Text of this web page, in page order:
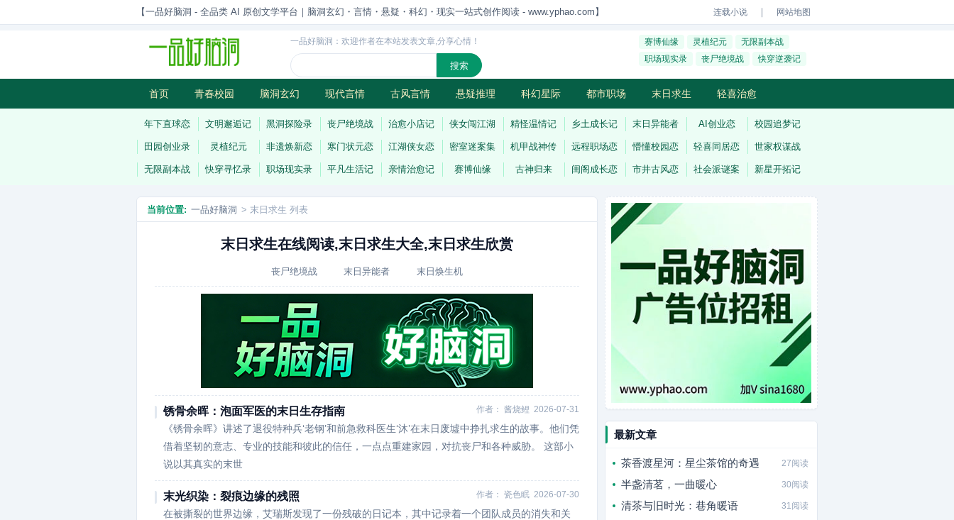
【一品好脑洞 - 全品类 AI 原创文学平台｜脑洞玄幻・言情・悬疑・科幻・现实一站式创作阅读 - www.yphao.com】 连载小说 ｜ 网站地图
一品好脑洞：欢迎作者在本站发表文章,分享心情！ 赛博仙缘 灵植纪元
无限副本战
职场现实录
丧尸绝境战 快穿逆袭记
首页 青春校园 脑洞玄幻 现代言情 古风言情 悬疑推理 科幻星际 都市职场 末日求生 轻喜治愈
历史权谋 武侠江湖 灵异志怪 连载
年下直球恋 文明邂逅记 黑洞探险录 丧尸绝境战 治愈小店记 侠女闯江湖 精怪温情记 乡土成长记 末日异能者 AI创业恋 校园追梦记
田园创业录 灵植纪元 非遗焕新恋 寒门状元恋 江湖侠女恋 密室迷案集 机甲战神传 远程职场恋 懵懂校园恋 轻喜同居恋 世家权谋战
无限副本战 快穿寻忆录 职场现实录 平凡生活记 亲情治愈记 赛博仙缘 古神归来 闺阁成长恋 市井古风恋 社会派谜案 新星开拓记
当前位置: 一品好脑洞 > 末日求生 列表
末日求生在线阅读,末日求生大全,末日求生欣赏
丧尸绝境战 末日异能者 末日焕生机
锈骨余晖：泡面军医的末日生存指南 作者： 酱烧鲤 2026-07-31
《锈骨余晖》讲述了退役特种兵‘老钢’和前急救科医生‘沐’在末日废墟中挣扎求生的故事。他们凭
借着坚韧的意志、专业的技能和彼此的信任，一点点重建家园，对抗丧尸和各种威胁。 这部小
说以其真实的末世
末光织染：裂痕边缘的残照 作者： 瓷色眠 2026-07-30
在被撕裂的世界边缘，艾瑞斯发现了一份残破的日记本，其中记录着一个团队成员的消失和关
最新文章
茶香渡星河：星尘茶馆的奇遇 27阅读
半盏清茗，一曲暖心 30阅读
清茶与旧时光：巷角暖语 31阅读